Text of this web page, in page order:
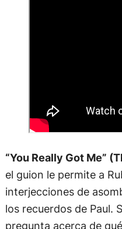
“You Really Got Me”
el guion le permite a
interjecciones de
los recuerdos de Paul.
pregunta acerca de